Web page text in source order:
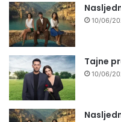
10/06/
Tajne
10/06/